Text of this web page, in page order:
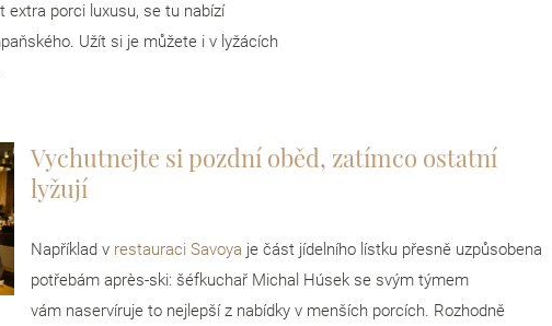
extra porci luxusu, se tu nabízí
Užít si je můžete i v lyžácích
Vychutnejte si pozdní oběd, zatímco ostatní
lyžují
Například v restauraci Savoya je část jídelního lístku přesně uzpůsobena
potřebám après-ski: šéfkuchař Michal Húsek se svým týmem
vám naservíruje to nejlepší z nabídky v menších porcích. Rozhodně